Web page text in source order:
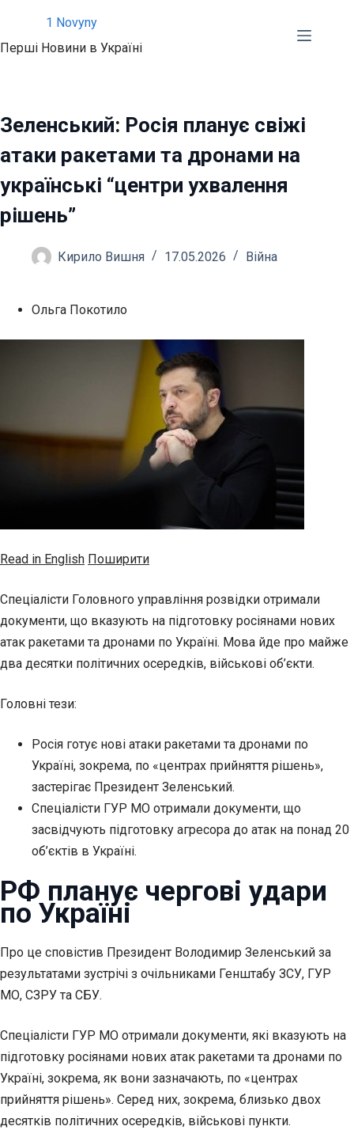
вмісту
1 Novyny
Перші Новини в Україні
Зеленський: Росія планує свіжі
атаки ракетами та дронами на
українські “центри ухвалення
рішень”
Кирило Вишня 17.05.2026 Війна
Ольга Покотило
Read in English Поширити
Спеціалісти Головного управління розвідки отримали
документи, що вказують на підготовку росіянами нових
атак ракетами та дронами по Україні. Мова йде про майже
два десятки політичних осередків, військові об’єкти.
Головні тези:
Росія готує нові атаки ракетами та дронами по
Україні, зокрема, по «центрах прийняття рішень»,
застерігає Президент Зеленський.
Спеціалісти ГУР МО отримали документи, що
засвідчують підготовку агресора до атак на понад 20
об’єктів в Україні.
РФ планує чергові удари
по Україні
Про це сповістив Президент Володимир Зеленський за
результатами зустрічі з очільниками Генштабу ЗСУ, ГУР
МО, СЗРУ та СБУ.
Спеціалісти ГУР МО отримали документи, які вказують на
підготовку росіянами нових атак ракетами та дронами по
Україні, зокрема, як вони зазначають, по «центрах
прийняття рішень». Серед них, зокрема, близько двох
десятків політичних осередків, військові пункти.